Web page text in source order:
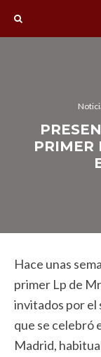
PRIMER
Hace unas
primer Lp de
invitados por el
que se celebró
Madrid,